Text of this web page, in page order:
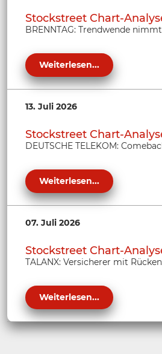
Stockstreet Chart-
BRENNTAG: Trendwende
Weiterlesen...
13. Juli 2026
Stockstreet Chart-
DEUTSCHE TELEKOM:
Weiterlesen...
07. Juli 2026
Stockstreet Chart-
TALANX: Versicherer mit
Weiterlesen...